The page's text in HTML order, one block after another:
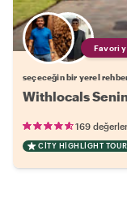
Favori
seçeceğin bir yerel
Withlocals
169
CITY HIGHLIGHT TOUR